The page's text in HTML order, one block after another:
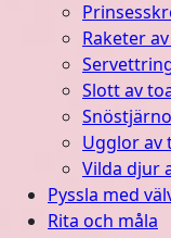
Raketer
Slott av
Ugglor av
Vilda djur
Pyssla med
Rita och måla